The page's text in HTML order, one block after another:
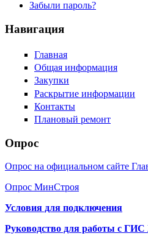
Забыли пароль?
Навигация
Главная
Общая информация
Закупки
Раскрытие информации
Контакты
Плановый ремонт
Опрос
Опрос на официальном сайте
Опрос МинСтроя
Условия для подключения
Руководство для работы с